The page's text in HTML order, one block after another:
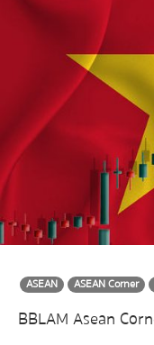
ASEAN ASEAN Corner
BBLAM Asean